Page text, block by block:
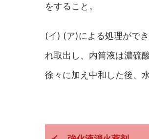
をすること。
(イ) (ア)による処理がで
れ取出し、内筒液は濃硫
徐々に加え中和した後、